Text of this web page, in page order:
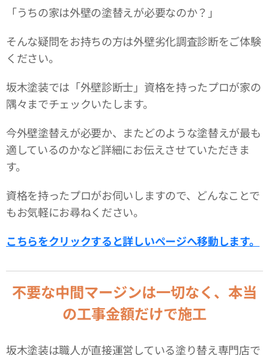
「うちの家は外壁の塗替えが必要なのか？」
そんな疑問をお持ちの方は外壁劣化調査診断をご体験
ください。
坂木塗装では「外壁診断士」資格を持ったプロが家の
隅々までチェックいたします。
今外壁塗替えが必要か、またどのような塗替えが最も
適しているのかなど詳細にお伝えさせていただきま
す。
資格を持ったプロがお伺いしますので、どんなことで
もお気軽にお尋ねください。
こちらをクリックすると詳しいページへ移動します。
不要な中間マージンは一切なく、本当
の工事金額だけで施工
坂木塗装は職人が直接運営している塗り替え専門店で